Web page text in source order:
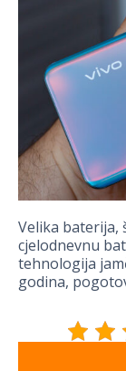
Velika baterija,
cjelodnevnu
tehnologija
godina,